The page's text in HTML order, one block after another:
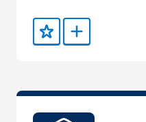
Aggiunto ai preferiti
Aggiungi a